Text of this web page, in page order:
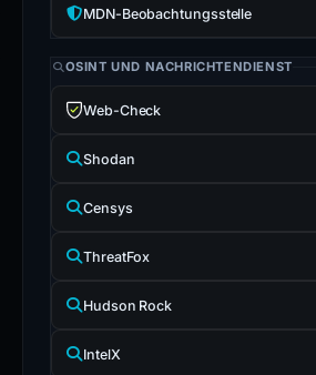
MDN-Beobachtungsstelle
OSINT UND NACHRICHTENDIENST
Web-Check
Shodan
Censys
ThreatFox
Hudson Rock
IntelX